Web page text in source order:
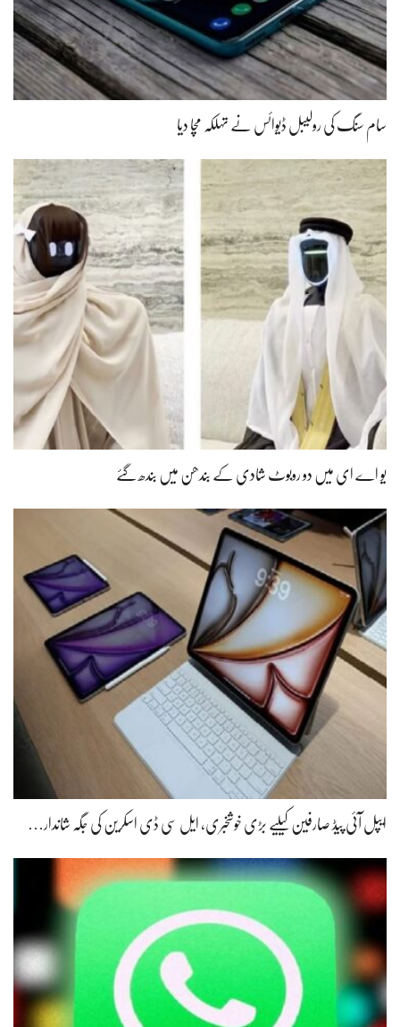
سام سنگ کی رولیبل ڈیوائس نے تہلکہ مچا دیا
یو اے ای میں دو روبوٹ شادی کے بندھن میں بندھ گئے
ایپل آئی پیڈ صارفین کیلیے بڑی خوشخبری، ایل سی ڈی اسکرین کی جگہ شاندار…